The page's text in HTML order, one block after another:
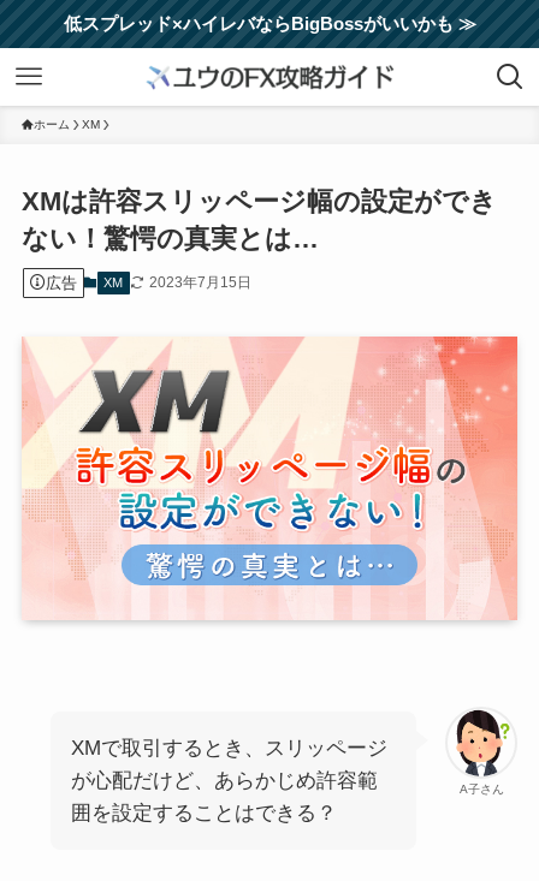
低スプレッド×ハイレバならBigBossがいいかも ≫
ホーム XM
XMは許容スリッページ幅の設定ができ
ない！驚愕の真実とは…
広告 XM 2023年7月15日
A子さん
XMで取引するとき、スリッページ
が心配だけど、あらかじめ許容範
囲を設定することはできる？